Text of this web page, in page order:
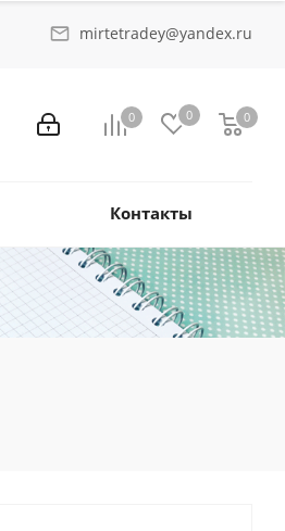
mirtetradey@yandex.ru
0 0 0
Контакты